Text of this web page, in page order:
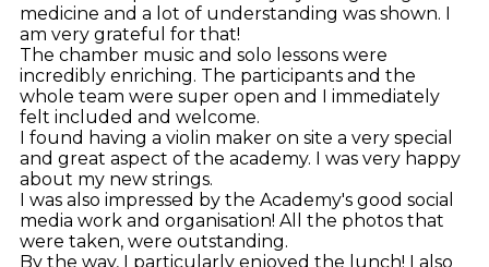
medicine and a lot of understanding was shown. I
am very grateful for that!
The chamber music and solo lessons were
incredibly enriching. The participants and the
whole team were super open and I immediately
felt included and welcome.
I found having a violin maker on site a very special
and great aspect of the academy. I was very happy
about my new strings.
I was also impressed by the Academy's good social
media work and organisation! All the photos that
were taken, were outstanding.
By the way, I particularly enjoyed the lunch! I also